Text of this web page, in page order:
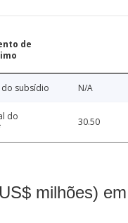
de
subsídio N/A
do
30.50
milhões)